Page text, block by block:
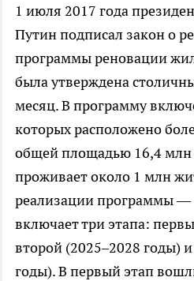
1 июля 2017 года
Путин подписал закон о
программы реновации
была утверждена
месяц. В программу
которых расположено
общей площадью 16,4 млн
проживает около 1 млн
реализации программы —
включает три этапа:
второй (2025–2028 годы)
годы). В первый этап